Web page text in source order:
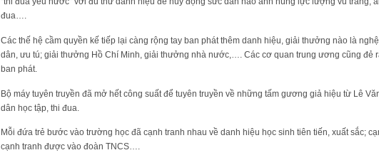
đua….
Các thế hệ cầm quyền kế tiếp lại càng rộng tay ban phát thêm danh hiệu, giải thưởng nào là
dân, ưu tú; giải thưởng Hồ Chí Minh, giải thưởng nhà nước,…. Các cơ quan trung ương cũng đẻ
ban phát.
Bộ máy tuyên truyền đã mở hết công suất để tuyên truyền về những tấm gương giả hiệu từ Lê
dân học tập, thi đua.
Mỗi đứa trẻ bước vào trường học đã cạnh tranh nhau về danh hiệu học sinh tiên tiến, xuất sắc;
cạnh tranh được vào đoàn TNCS….